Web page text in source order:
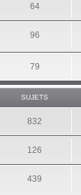
64
96
79
SUJETS
832
126
439